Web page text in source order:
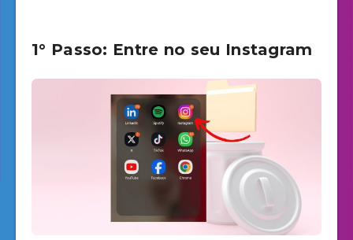
1° Passo: Entre no seu Instagram